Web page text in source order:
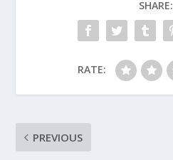
SHARE:
RATE:
PREVIOUS